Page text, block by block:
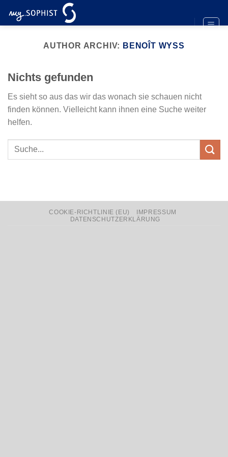
Inhalt
AUTHOR ARCHIV: BENOÎT WYSS
Nichts gefunden
Es sieht so aus das wir das wonach sie schauen nicht
finden können. Vielleicht kann ihnen eine Suche weiter
helfen.
COOKIE-RICHTLINIE (EU)
IMPRESSUM
DATENSCHUTZERKLÄRUNG